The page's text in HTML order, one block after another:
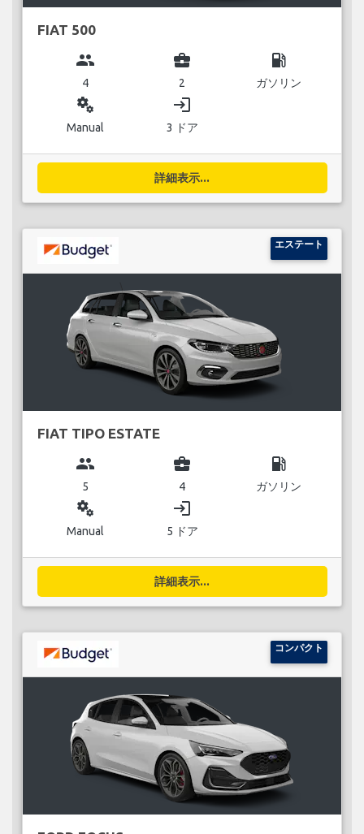
FIAT 500
group
4
business_center
2
local_gas_station
ガソリン
miscellaneous_services
Manual
login
3 ドア
詳細表示...
エステート
FIAT TIPO ESTATE
group
5
business_center
4
local_gas_station
ガソリン
miscellaneous_services
Manual
login
5 ドア
詳細表示...
コンパクト